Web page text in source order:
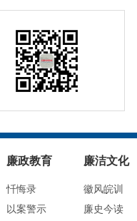
廉政教育
忏悔录
以案警示
廉洁文化
徽风皖训
廉史今读